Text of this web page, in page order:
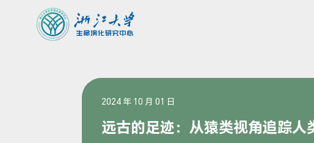
2024 年 10 月 01 日
远古的足迹：从猿类视角追踪人